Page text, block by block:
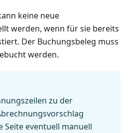
keine neue
werden, wenn für sie bereits
Der Buchungsbeleg muss
werden.
zu der
Seite eventuell manuell